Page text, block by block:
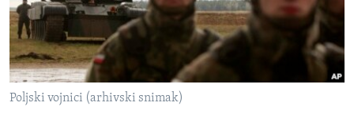
MAGAZIN
O GLASU AMERIKE
Learning English
Poljski vojnici (arhivski snimak)